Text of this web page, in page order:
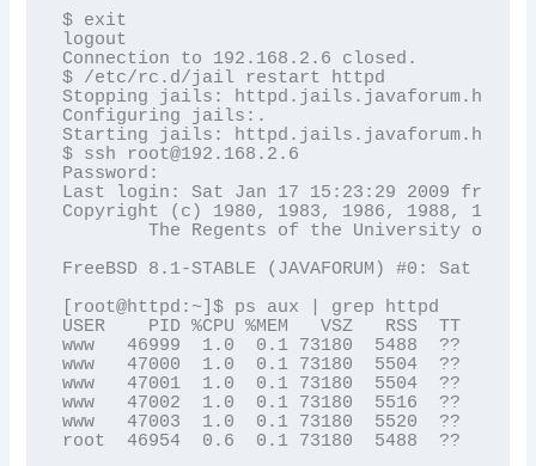
$ exit
logout
Connection to 192.168.2.6 closed.
$ /etc/rc.d/jail restart httpd
Stopping jails: httpd.jails.javaforum.hu.
Configuring jails:.
Starting jails: httpd.jails.javaforum.hu.
$ ssh root@192.168.2.6
Password:
Last login: Sat Jan 17 15:23:29 2009 from
Copyright (c) 1980, 1983, 1986, 1988, 1990,
The Regents of the University of
FreeBSD 8.1-STABLE (JAVAFORUM) #0: Sat Nov
[root@httpd:~]$ ps aux | grep httpd
USER    PID %CPU %MEM   VSZ   RSS  TT  STAT
www   46999  1.0  0.1 73180  5488  ??  SJ
www   47000  1.0  0.1 73180  5504  ??  SJ
www   47001  1.0  0.1 73180  5504  ??  SJ
www   47002  1.0  0.1 73180  5516  ??  SJ
www   47003  1.0  0.1 73180  5520  ??  SJ
root  46954  0.6  0.1 73180  5488  ??  SsJ